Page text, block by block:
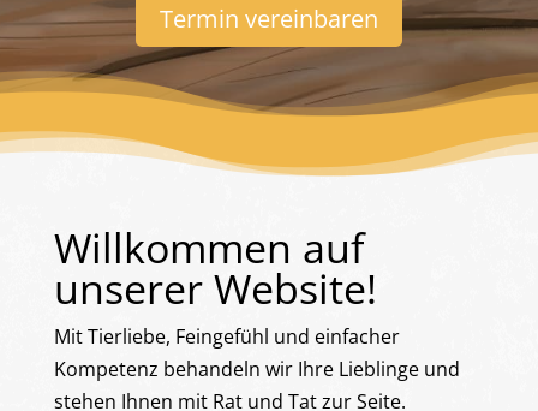
Termin vereinbaren
Willkommen auf
unserer Website!
Mit Tierliebe, Feingefühl und einfacher
Kompetenz behandeln wir Ihre Lieblinge und
stehen Ihnen mit Rat und Tat zur Seite.